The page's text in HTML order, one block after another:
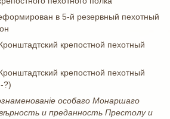
в 5-й резервный пехотный
крепостной пехотный
крепостной пехотный
?)
особаго Монаршаго
и преданность Престолу и